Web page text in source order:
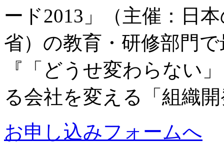
ード2013」（主催：日
省）の教育・研修部門
『「どうせ変わらない
る会社を変える「組織
お申し込みフォームへ